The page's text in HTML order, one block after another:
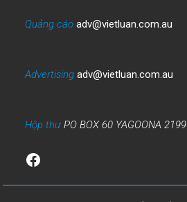
Quảng cáo adv@vietluan.com.au
Advertising adv@vietluan.com.au
Hộp thưPO BOX 60 YAGOONA 2199
Facebook